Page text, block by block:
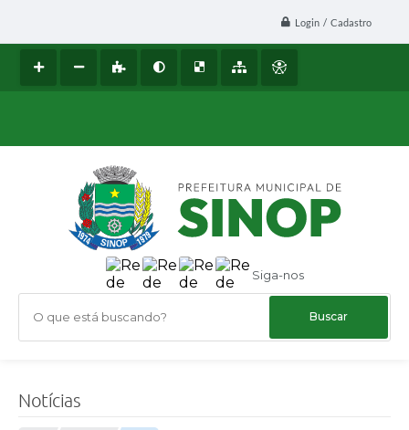
Login / Cadastro
Siga-nos
O que está buscando?
Notícias